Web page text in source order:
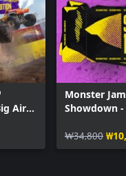
Air
Monster
Showdown -
₩34,800